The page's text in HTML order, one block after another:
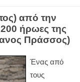
από την
ήρωες της
Πράσσος)
Ένας από
τους